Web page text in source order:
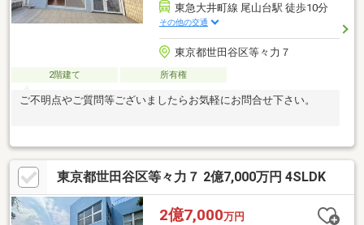
東急大井町線 尾山台駅 徒歩10分
その他の交通
東京都世田谷区等々力７
2階建て 所有権
ご不明点やご質問等ございましたらお気軽にお問合せ下さい。
東京都世田谷区等々力７ 2億7,000万円 4SLDK
2億7,000万円